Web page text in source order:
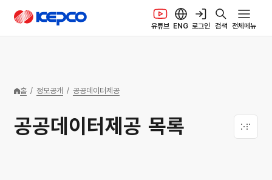
본문 바로가기
한국전력공사 로고
유튜브 ENG 로그인 검색 전체메뉴
홈 / 정보공개 / 공공데이터제공
공공데이터제공 목록